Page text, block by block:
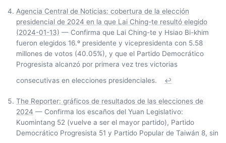
Agencia Central de Noticias: cobertura de la elección
presidencial de 2024 en la que Lai Ching-te resultó elegido
(2024-01-13) — Confirma que Lai Ching-te y Hsiao Bi-khim
fueron elegidos 16.º presidente y vicepresidenta con 5.58
millones de votos (40.05%), y que el Partido Democrático
Progresista alcanzó por primera vez tres victorias
consecutivas en elecciones presidenciales.
↩
The Reporter: gráficos de resultados de las elecciones de
2024 — Confirma los escaños del Yuan Legislativo:
Kuomintang 52 (vuelve a ser el mayor partido), Partido
Democrático Progresista 51 y Partido Popular de Taiwán 8, sin